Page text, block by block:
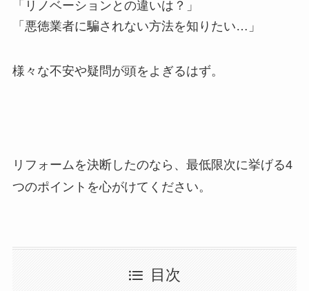
「リノベーションとの違いは？」
「悪徳業者に騙されない方法を知りたい…」
様々な不安や疑問が頭をよぎるはず。
リフォームを決断したのなら、最低限次に挙げる4
つのポイントを心がけてください。
目次